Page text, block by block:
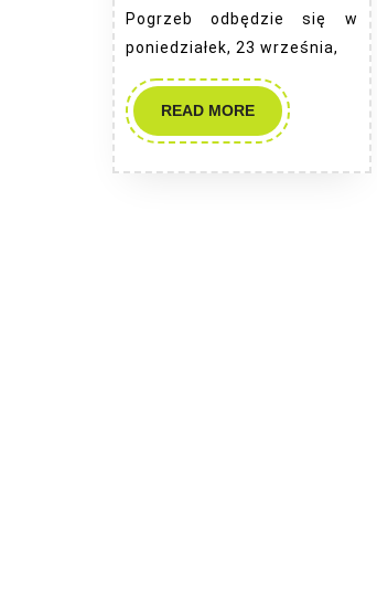
Pogrzeb odbędzie się w
poniedziałek, 23 września,
READ MOREREAD
MORE